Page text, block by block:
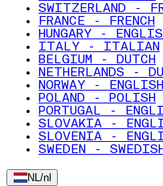
SWITZERLAND -
FRANCE - FRENCH
HUNGARY -
ITALY - ITALIAN
BELGIUM - DUTCH
NETHERLANDS -
NORWAY - ENGLISH
POLAND - POLISH
PORTUGAL -
SLOVAKIA -
SLOVENIA -
SWEDEN - SWEDISH
NL/nl